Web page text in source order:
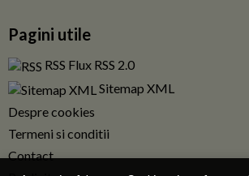
Pagini utile
RSS Flux RSS 2.0
Sitemap XML
Despre cookies
Termeni si conditii
Contact